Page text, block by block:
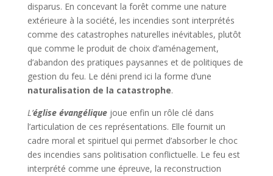
disparus. En concevant la forêt comme une nature
extérieure à la société, les incendies sont interprétés
comme des catastrophes naturelles inévitables, plutôt
que comme le produit de choix d’aménagement,
d’abandon des pratiques paysannes et de politiques de
gestion du feu. Le déni prend ici la forme d’une
naturalisation de la catastrophe.
L’église évangéliquejoue enfin un rôle clé dans
l’articulation de ces représentations. Elle fournit un
cadre moral et spirituel qui permet d’absorber le choc
des incendies sans politisation conflictuelle. Le feu est
interprété comme une épreuve, la reconstruction